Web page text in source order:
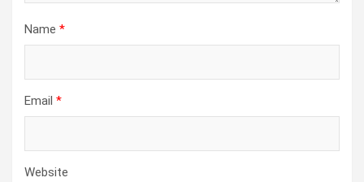
Name *
Email *
Website